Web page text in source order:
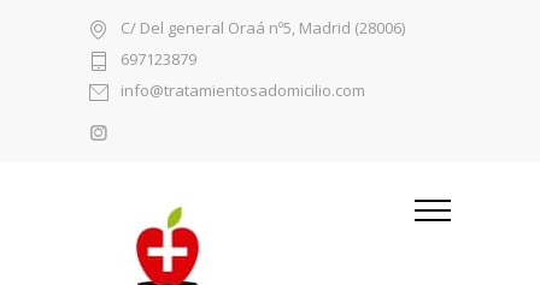
C/ Del general Oraá nº5, Madrid (28006)
697123879
info@tratamientosadomicilio.com